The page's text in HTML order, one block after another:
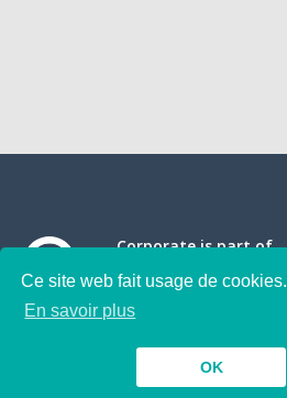
Ce site web fait usage de cookies.
En savoir plus
OK
Corporate is part of